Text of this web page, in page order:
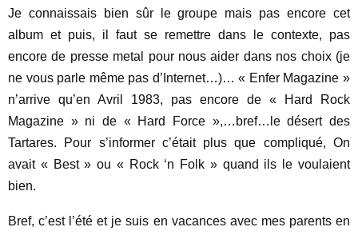
Je connaissais bien sûr le groupe mais pas encore cet
album et puis, il faut se remettre dans le contexte, pas
encore de presse metal pour nous aider dans nos choix (je
ne vous parle même pas d’Internet…)… « Enfer Magazine »
n’arrive qu’en Avril 1983, pas encore de « Hard Rock
Magazine » ni de « Hard Force »,…bref…le désert des
Tartares. Pour s’informer c’était plus que compliqué, On
avait « Best » ou « Rock ‘n Folk » quand ils le voulaient
bien.
Bref, c’est l’été et je suis en vacances avec mes parents en